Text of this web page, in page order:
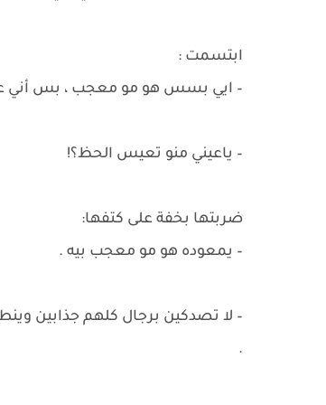
ابتسمت :
– ايي بسس هو مو معجب ، بس أني
– ياعيني منو تعيس الحظ؟!
ضربتها بخفة على كتفها:
– يمعوده هو مو معجب بيه .
– لا تصدكين برجال كلهم جذابين
.